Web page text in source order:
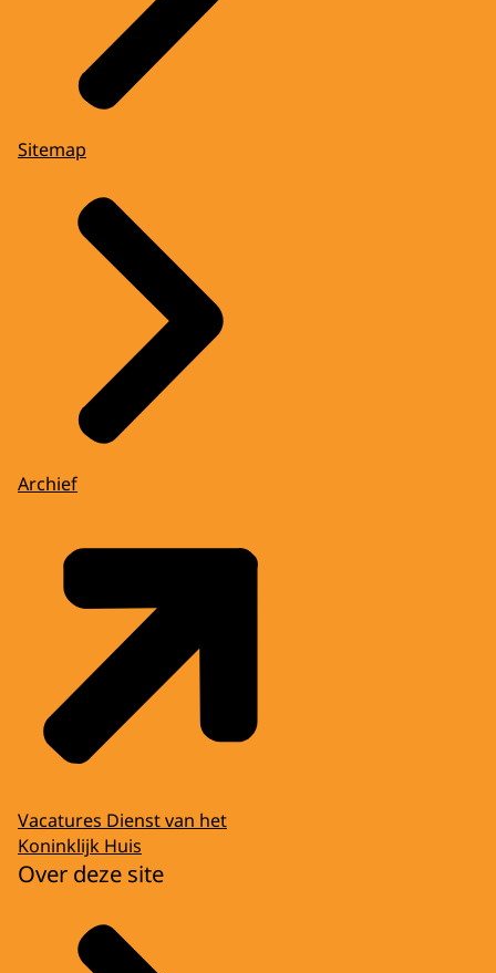
Sitemap
Archief
Vacatures Dienst van het
Koninklijk Huis
Over deze site